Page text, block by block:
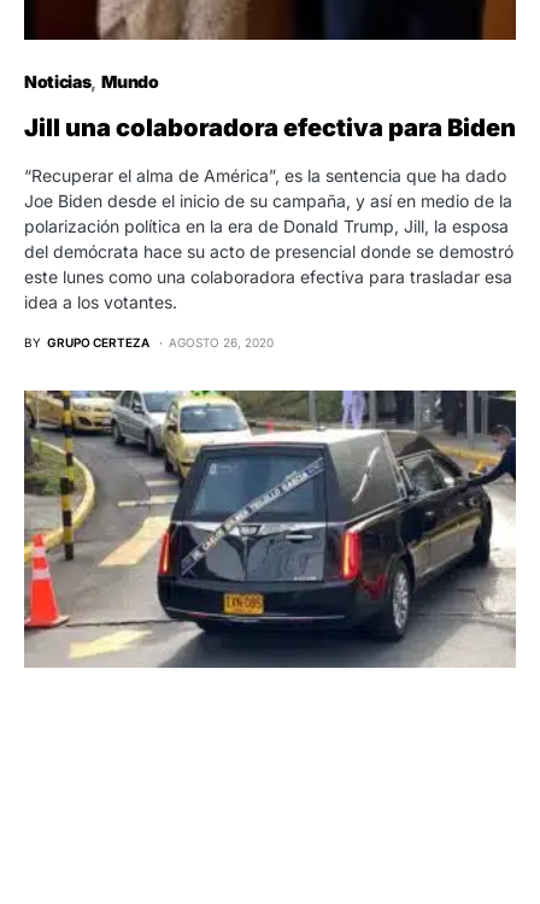
Noticias Mundo
Jill una colaboradora efectiva para Biden
“Recuperar el alma de América”, es la sentencia que ha dado
Joe Biden desde el inicio de su campaña, y así en medio de la
polarización política en la era de Donald Trump, Jill, la esposa
del demócrata hace su acto de presencial donde se demostró
este lunes como una colaboradora efectiva para trasladar esa
idea a los votantes.
BY GRUPO CERTEZA AGOSTO 26, 2020